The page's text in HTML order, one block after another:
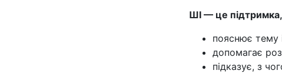
ШІ — це підтримка,
пояснює тему
допомагає
підказує, з